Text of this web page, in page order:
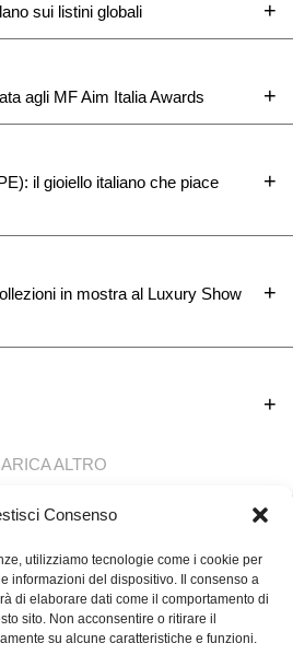
Consenso
utilizziamo tecnologie come i cookie per
informazioni del dispositivo. Il consenso a
di elaborare dati come il comportamento di
sito. Non acconsentire o ritirare il
su alcune caratteristiche e funzioni.
sui listini globali
agli MF Aim Italia Awards
il gioiello italiano che piace
in mostra al Luxury Show
ALTRO
SU ↑
FOPE S.P.A.